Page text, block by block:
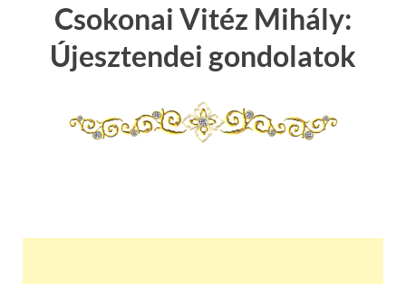
Csokonai Vitéz Mihály:
Újesztendei gondolatok